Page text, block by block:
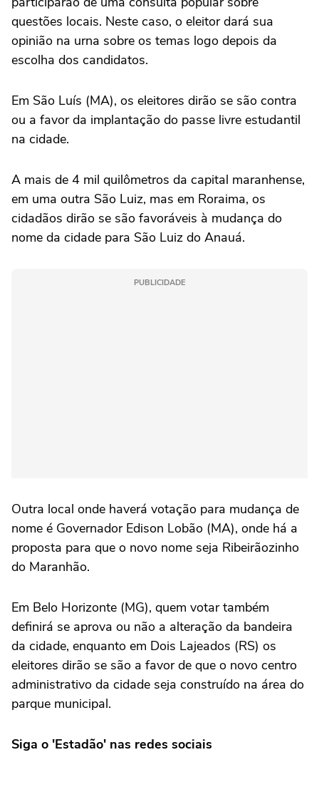
questões locais. Neste caso, o eleitor dará sua
opinião na urna sobre os temas logo depois da
escolha dos candidatos.
Em São Luís (MA), os eleitores dirão se são contra
ou a favor da implantação do passe livre estudantil
na cidade.
A mais de 4 mil quilômetros da capital maranhense,
em uma outra São Luiz, mas em Roraima, os
cidadãos dirão se são favoráveis à mudança do
nome da cidade para São Luiz do Anauá.
PUBLICIDADE
Outra local onde haverá votação para mudança de
nome é Governador Edison Lobão (MA), onde há a
proposta para que o novo nome seja Ribeirãozinho
do Maranhão.
Em Belo Horizonte (MG), quem votar também
definirá se aprova ou não a alteração da bandeira
da cidade, enquanto em Dois Lajeados (RS) os
eleitores dirão se são a favor de que o novo centro
administrativo da cidade seja construído na área do
parque municipal.
Siga o 'Estadão' nas redes sociais